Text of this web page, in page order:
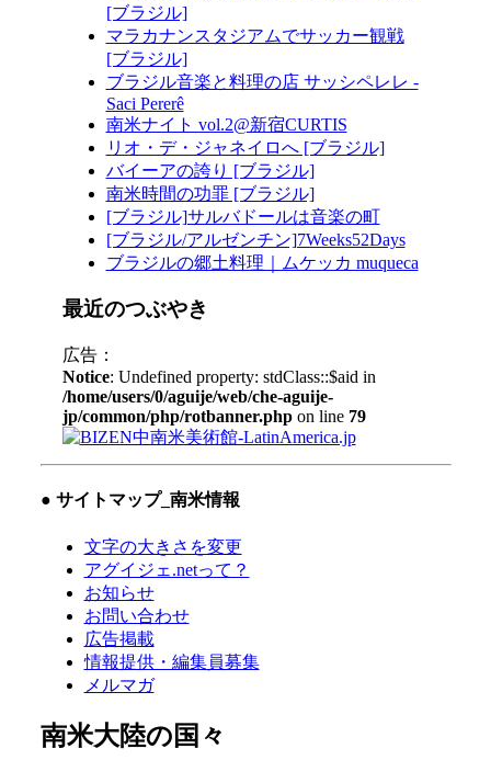
[ブラジル]
マラカナンスタジアムでサッカー観戦
[ブラジル]
ブラジル音楽と料理の店 サッシペレレ -
Saci Pererê
南米ナイト vol.2@新宿CURTIS
リオ・デ・ジャネイロへ [ブラジル]
バイーアの誇り [ブラジル]
南米時間の功罪 [ブラジル]
[ブラジル]サルバドールは音楽の町
[ブラジル/アルゼンチン]7Weeks52Days
ブラジルの郷土料理｜ムケッカ muqueca
最近のつぶやき
広告：
Notice: Undefined property: stdClass::$aid in
/home/users/0/aguije/web/che-aguije-
jp/common/php/rotbanner.phpon line 79
● サイトマップ_南米情報
文字の大きさを変更
アグイジェ.netって？
お知らせ
お問い合わせ
広告掲載
情報提供・編集員募集
メルマガ
南米大陸の国々